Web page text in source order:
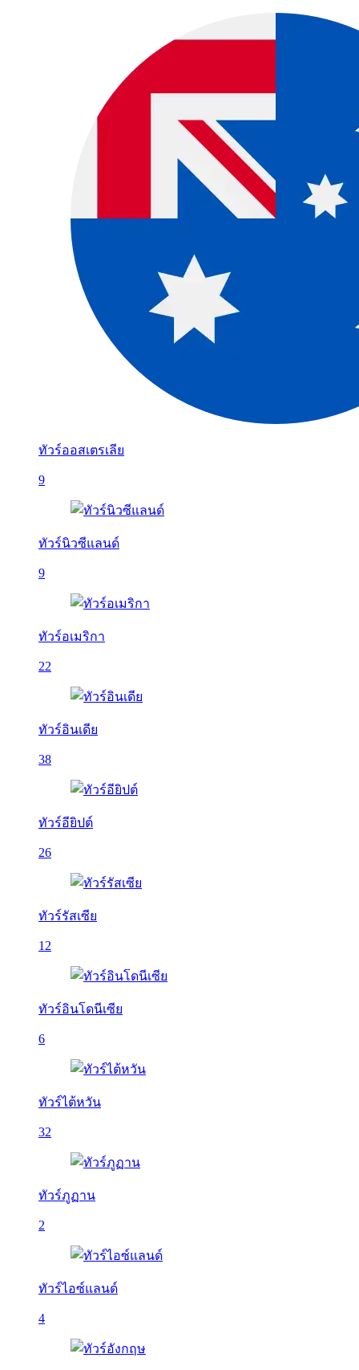
ทัวร์ออสเตรเลีย
9
ทัวร์นิวซีแลนด์
9
ทัวร์อเมริกา
22
ทัวร์อินเดีย
38
ทัวร์อียิปต์
26
ทัวร์รัสเซีย
12
ทัวร์อินโดนีเซีย
6
ทัวร์ไต้หวัน
32
ทัวร์ภูฏาน
2
ทัวร์ไอซ์แลนด์
4